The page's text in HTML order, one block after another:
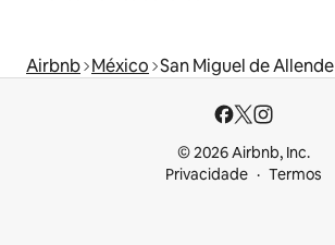
Airbnb México San Miguel de Allende
© 2026 Airbnb, Inc.
Privacidade
Termos